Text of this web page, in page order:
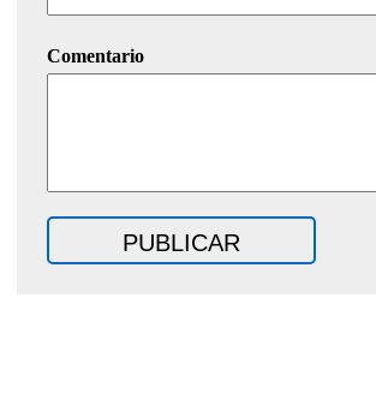
Comentario